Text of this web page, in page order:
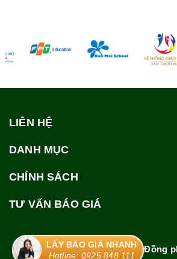
LIÊN HỆ
DANH MỤC
CHÍNH SÁCH
TƯ VẤN BÁO GIÁ
© Bản quyền thuộc vềĐồng
LẤY BÁO GIÁ NHANH
Hotline: 0925 848 111